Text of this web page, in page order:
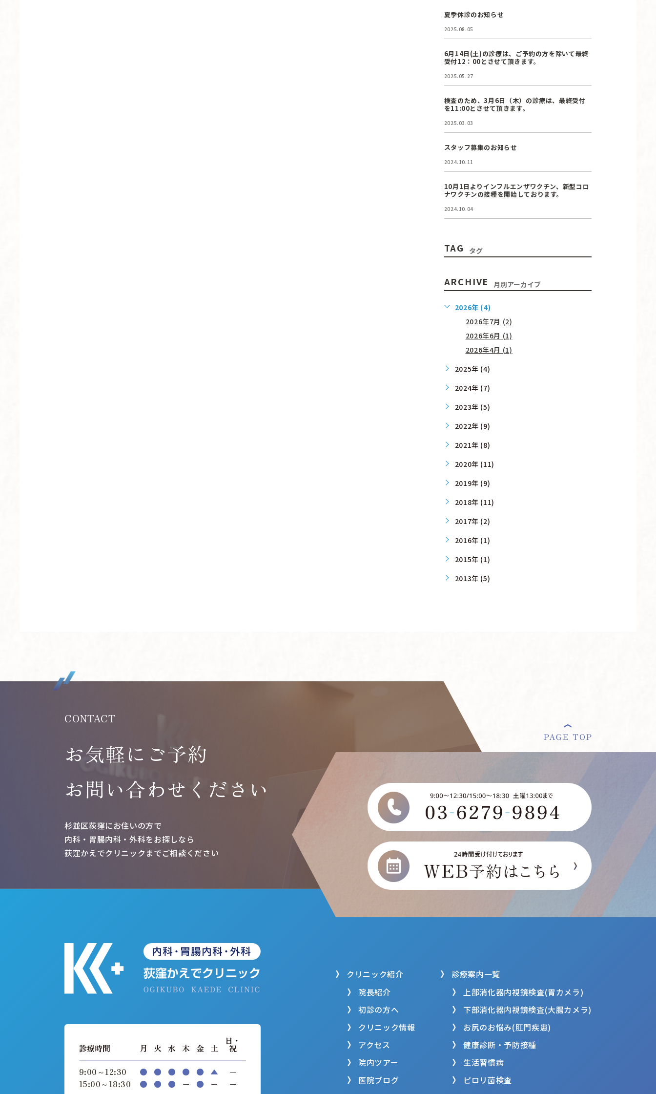
夏季休診のお知らせ
2025.08.05
6月14日(土)の診療は、ご予約の方を除いて最終
受付12：00とさせて頂きます。
2025.05.27
検査のため、3月6日（木）の診療は、最終受付
を11:00とさせて頂きます。
2025.03.03
スタッフ募集のお知らせ
2024.10.11
10月1日よりインフルエンザワクチン、新型コロ
ナワクチンの接種を開始しております。
2024.10.04
TAG タグ
ARCHIVE 月別アーカイブ
2026年 (4)
2026年7月 (2)
2026年6月 (1)
2026年4月 (1)
2025年 (4)
2024年 (7)
2023年 (5)
2022年 (9)
2021年 (8)
2020年 (11)
2019年 (9)
2018年 (11)
2017年 (2)
2016年 (1)
2015年 (1)
2013年 (5)
CONTACT
お気軽にご予約
お問い合わせください
杉並区荻窪にお住いの方で
内科・胃腸内科・外科をお探しなら
荻窪かえでクリニックまでご相談ください
診療時間 月 火 水 木 金 土
日・
祝
9:00～12:30
● ● ● ● ● ▲
−
15:00～18:30
● ● ● − ● − −
クリニック紹介
院長紹介
初診の方へ
クリニック情報
アクセス
院内ツアー
医院ブログ
診療案内一覧
上部消化器内視鏡検査(胃カメラ)
下部消化器内視鏡検査(大腸カメラ)
お尻のお悩み(肛門疾患)
健康診断・予防接種
生活習慣病
ピロリ菌検査